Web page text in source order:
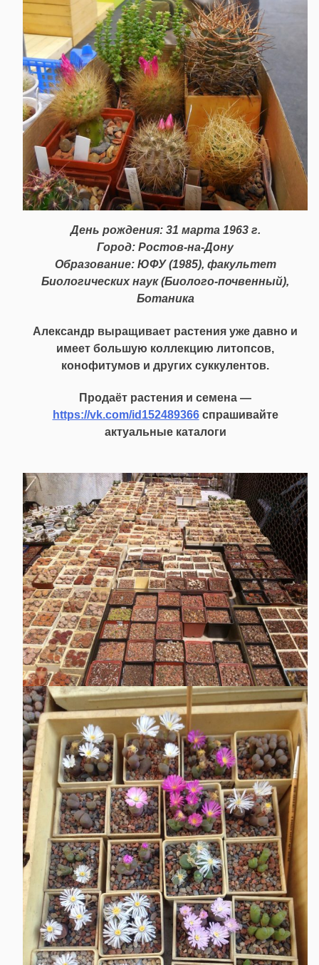
День рождения: 31 марта 1963 г.
Город: Ростов-на-Дону
Образование: ЮФУ (1985), факультет
Биологических наук (Биолого-почвенный),
Ботаника
Александр выращивает растения уже давно и
имеет большую коллекцию литопсов,
конофитумов и других суккулентов.
Продаёт растения и семена —
https://vk.com/id152489366спрашивайте
актуальные каталоги